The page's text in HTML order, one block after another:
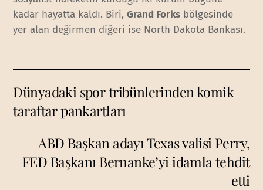
kadar hayatta kaldı. Biri,Grand Forks bölgesinde
yer alan değirmen diğeri ise North Dakota Bankası.
Dünyadaki spor tribünlerinden komik
taraftar pankartları
ABD Başkan adayı Texas valisi Perry,
FED Başkanı Bernanke’yi idamla tehdit
etti